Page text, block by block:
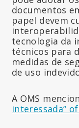
documentos
papel devem
tecnologia da
técnicos para
medidas de
de uso
A OMS
interessada”